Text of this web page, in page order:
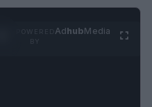
AdhubMedia